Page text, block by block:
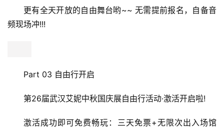
更有全天开放的自由舞台哟~~ 无需提前报名，自备音
频现场冲!!!
Part 03 自由行开启
第26届武汉艾妮中秋国庆展自由行活动·激活开启啦!
激活成功即可免费畅玩：三天免票+无限次出入场馆